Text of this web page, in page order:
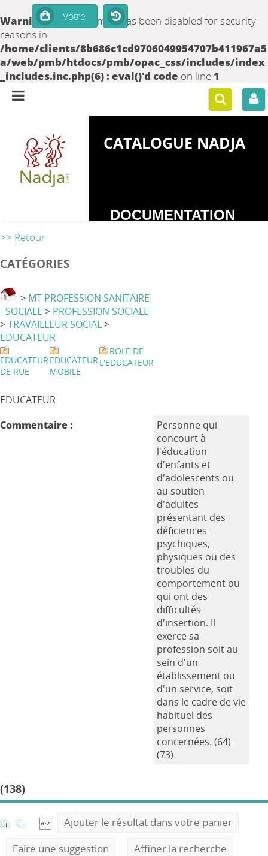
Warning: set_time_limit() has been disabled for security
reasons in
/home/clients/8b686c1cd9706049954707b411967a5
a/web/pmb/htdocs/pmb/opac_css/includes/index
_includes.inc.php(6) : eval()'d code on line 1
CATALOGUE NADJA
DOCUMENTATION
>> Retour
CATÉGORIES
> MT PROFESSION SANITAIRE
- SOCIALE > PROFESSION SOCIALE
>TRAVAILLEUR SOCIAL>
EDUCATEUR
EDUCATEUR
DE RUE
EDUCATEUR
MOBILE
ROLE DE
L'EDUCATEUR
EDUCATEUR
Commentaire :
Personne qui
concourt à
l'éducation
d'enfants et
d'adolescents ou
au soutien
d'adultes
présentant des
déficiences
psychiques,
physiques ou des
troubles du
comportement ou
qui ont des
difficultés
d'insertion. Il
exerce sa
profession soit au
sein d'un
établissement ou
d'un service, soit
dans le cadre de vie
habituel des
personnes
concernées. (64)
(73)
(138)
Ajouter le résultat dans votre panier
Faire une suggestion
Affiner la recherche